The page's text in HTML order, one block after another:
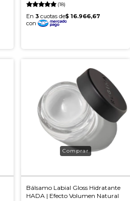
(18)
Bálsamo Labial Gloss Hidratante
HADA | Efecto Volumen Natural